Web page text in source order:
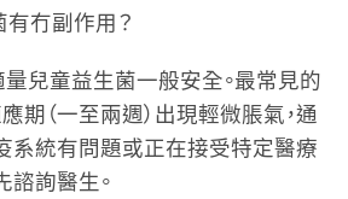
有冇副作用？
量兒童益生菌一般安全。最常見的
期（一至兩週）出現輕微脹氣，通
系統有問題或正在接受特定醫療
諮詢醫生。